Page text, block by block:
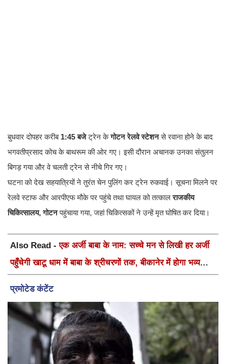
बुधवार दोपहर करीब 1:45 बजेट्रेन केगोटन रेलवे स्टेशनसे रवाना होने के बाद
भगवतीप्रसाद कोच के बाथरूम की ओर गए। इसी दौरान अचानक उनका संतुलन
बिगड़ गया और वे चलती ट्रेन से नीचे गिर गए।
घटना को देख सहयात्रियों ने तुरंत चेन पुलिंग कर ट्रेन रुकवाई। सूचना मिलने पर
रेलवे स्टाफ और आरपीएफ मौके पर पहुंचे तथा घायल को तत्कालराजकीय
चिकित्सालय, गोटनपहुंचाया गया, जहां चिकित्सकों ने उन्हें मृत घोषित कर दिया।
Also Read -एक अर्जी बाबा के नाम: सच्चे मन से लिखी हर अर्जी
पहुँचेगी खाटू धाम में बाबा के श्रीचरणों तक, बीकानेर में होगा भव्य